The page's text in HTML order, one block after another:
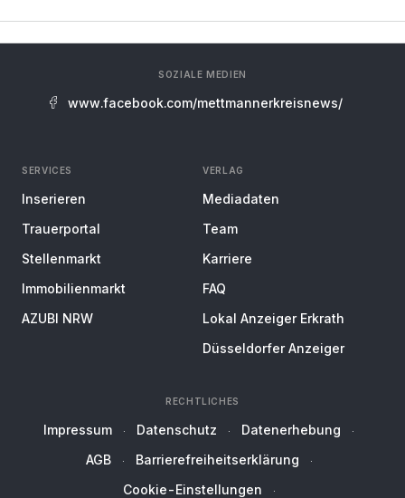
SOZIALE MEDIEN
www.facebook.com/mettmannerkreisnews/
SERVICES
Inserieren
Trauerportal
Stellenmarkt
Immobilienmarkt
AZUBI NRW
VERLAG
Mediadaten
Team
Karriere
FAQ
Lokal Anzeiger Erkrath
Düsseldorfer Anzeiger
RECHTLICHES
Impressum Datenschutz
Datenerhebung
AGB
Barrierefreiheitserklärung
Cookie-Einstellungen